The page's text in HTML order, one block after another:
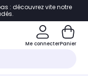
: découvrez vite notre
Me connecterPanier